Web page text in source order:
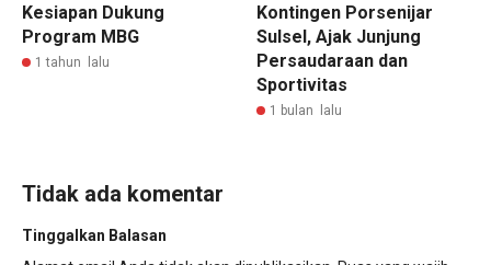
Kesiapan Dukung
Program MBG
1 tahun lalu
Kontingen Porsenijar
Sulsel, Ajak Junjung
Persaudaraan dan
Sportivitas
1 bulan lalu
Tidak ada komentar
Tinggalkan Balasan